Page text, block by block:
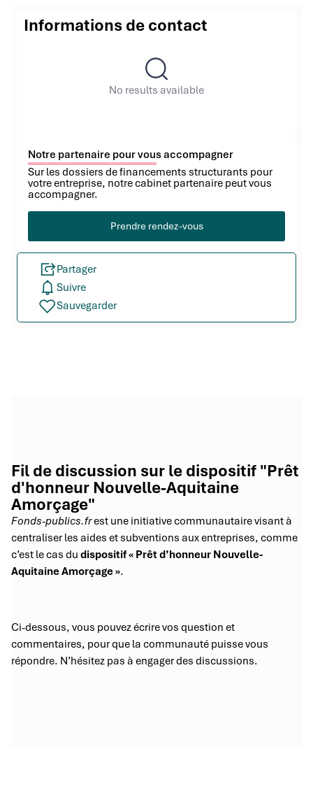
Informations de contact
No results available
Notre partenaire pour vous accompagner
Sur les dossiers de financements structurants pour
votre entreprise, notre cabinet partenaire peut vous
accompagner.
Prendre rendez-vous
Partager
Suivre
Sauvegarder
Fil de discussion sur le dispositif "Prêt
d'honneur Nouvelle-Aquitaine
Amorçage"
Fonds-publics.frest une initiative communautaire visant à
centraliser les aides et subventions aux entreprises, comme
c’est le cas du dispositif « Prêt d’honneur Nouvelle-
Aquitaine Amorçage ».
Ci-dessous, vous pouvez écrire vos question et
commentaires, pour que la communauté puisse vous
répondre. N’hésitez pas à engager des discussions.